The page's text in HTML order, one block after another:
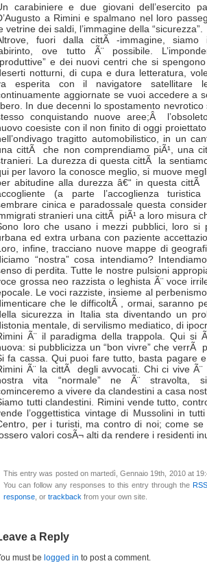
carabiniere e due giovani dell’esercito
a Rimini e spalmano nel loro
vetrine dei saldi, l’immagine della “sicurezza”.
fuori dalla cittÃ -immagine, siamo
ove tutto Ã¨ possibile.
e dei nuovi centri che si
notturni, di cupa e dura letteratura,
esperita con il navigatore satellitare
aggiornate se vuoi accedere a
In due decenni lo spostamento nevrotico
conquistando nuove aree;Â
coesiste con il non finito di oggi
tragitto automobilistico, in un
cittÃ che non comprendiamo piÃ¹, una
La durezza di questa cittÃ la
per lavoro la conosce meglio, si muove
abitudine alla durezza â€“ in questa cittÃ
(a parte l’accoglienza turistica
cinica e paradossale questa
stranieri una cittÃ piÃ¹ a loro misura
loro che usano i mezzi pubblici, loro si
ed extra urbana con paziente
infine, tracciano nuove mappe di
“nostra” cosa intendiamo?
di perdita. Tutte le nostre pulsioni
grossa neo razzista o leghista Ã¨ voce
Le voci razziste, insieme al
che le difficoltÃ , ormai, saranno
sicurezza in Italia sta diventando un
mentale, di servilismo mediatico, di
Ã¨ il paradigma della trappola. Qui si
si pubblicizza un “bon vivre” che verrÃ
fa cassa. Qui puoi fare tutto, basta pagare
Ã¨ la cittÃ degli avvocati. Chi ci vive
vita “normale” ne Ã¨ stravolta,
a vivere da clandestini a casa
tutti clandestini. Rimini vende tutto,
l’oggettistica vintage di Mussolini in
per i turisti, ma contro di noi; come se
valori cosÃ¬ alti da rendere i residenti
This entry was posted on martedì, Gennaio 19th, 2010 at
You can follow any responses to this entry through the
response , or trackback from your own site.
a Reply
must be logged in to post a comment.